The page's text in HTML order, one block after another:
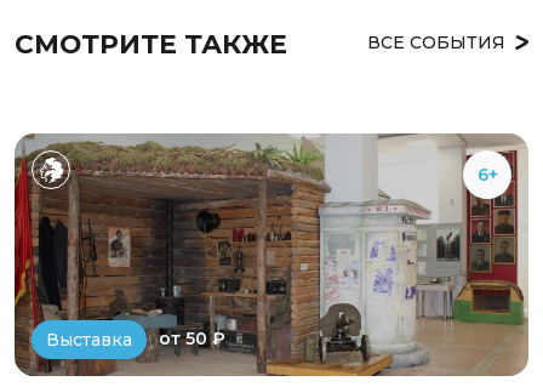
СМОТРИТЕ ТАКЖЕ ВСЕ СОБЫТИЯ
6+
Выставка от 50 ₽